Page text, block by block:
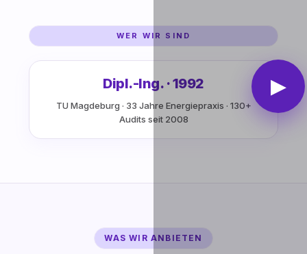
▶
WER WIR SIND
Dipl.-Ing. · 1992
TU Magdeburg · 33 Jahre Energiepraxis · 130+
Audits seit 2008
WAS WIR ANBIETEN